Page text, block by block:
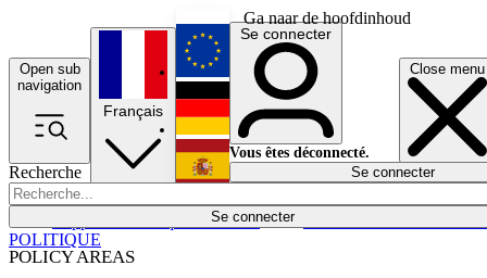
Ga naar de hoofdinhoud
Open sub
navigation
Close menu
Recherche
Se connecter
POLICY AREAS
Économie
Français
English
Deutsch
Español
Se connecter
Vous êtes déconnecté.
Se connecter
POLITIQUE